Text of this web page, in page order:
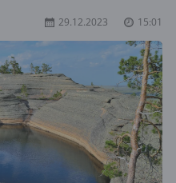
29.12.2023 15:01